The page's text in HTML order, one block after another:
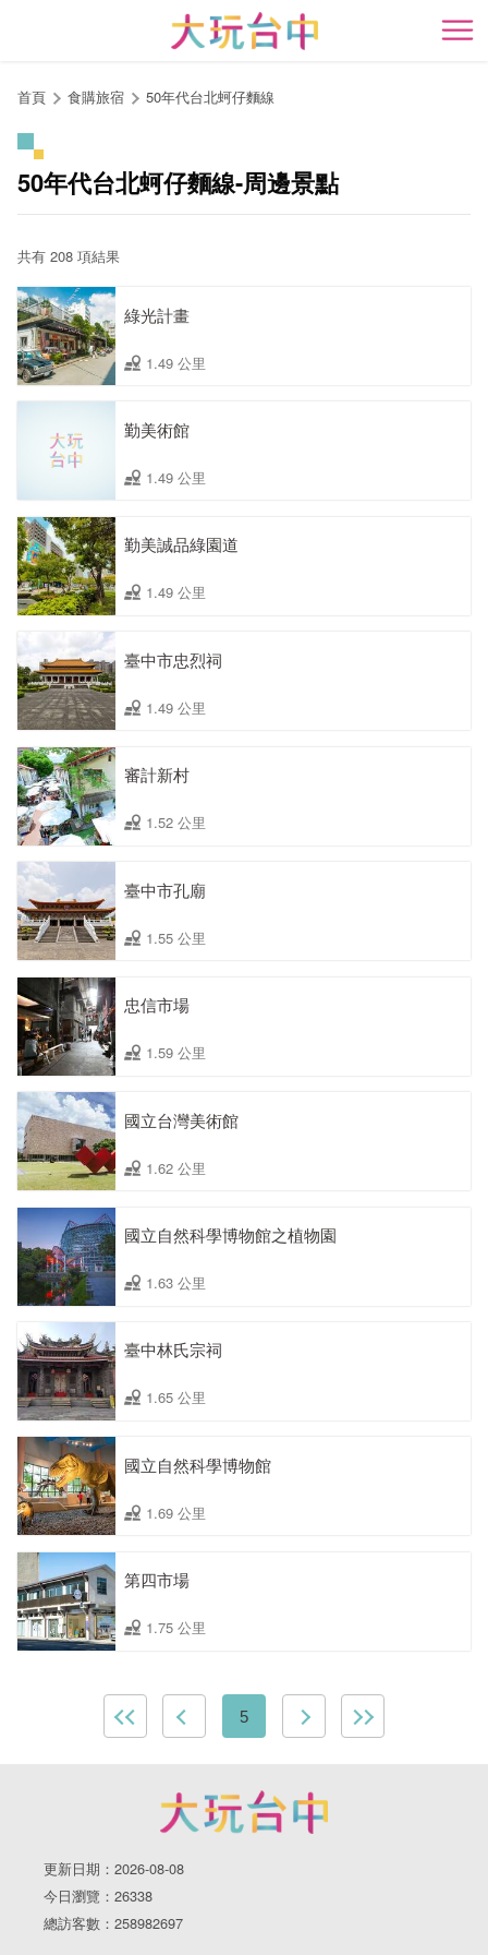
開
首頁 食購旅宿 50年代台北蚵仔麵線
50年代台北蚵仔麵線-周邊景點
共有 208 項結果
綠光計畫
1.49 公里
勤美術館
1.49 公里
勤美誠品綠園道
1.49 公里
臺中市忠烈祠
1.49 公里
審計新村
1.52 公里
臺中市孔廟
1.55 公里
忠信市場
1.59 公里
國立台灣美術館
1.62 公里
國立自然科學博物館之植物園
1.63 公里
臺中林氏宗祠
1.65 公里
國立自然科學博物館
1.69 公里
第四市場
1.75 公里
5
更新日期：2026-08-08
今日瀏覽：26338
總訪客數：258982697